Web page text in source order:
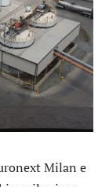
Milan e